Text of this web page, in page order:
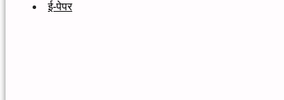
ई-पेपर